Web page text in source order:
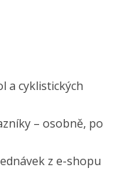
a cyklistických
– osobně, po
z e-shopu